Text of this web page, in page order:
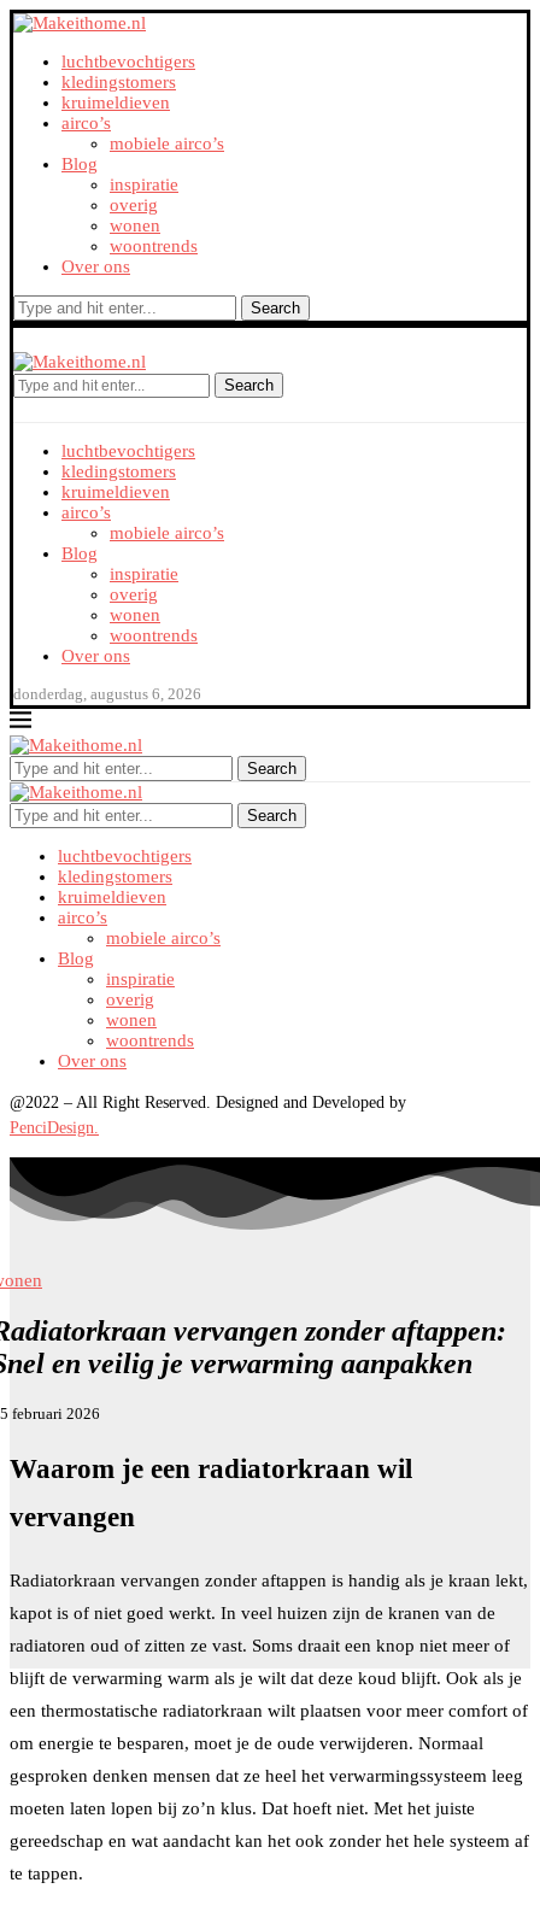
luchtbevochtigers
kledingstomers
kruimeldieven
airco’s
mobiele airco’s
Blog
inspiratie
overig
wonen
woontrends
Over ons
Search
Search
luchtbevochtigers
kledingstomers
kruimeldieven
airco’s
mobiele airco’s
Blog
inspiratie
overig
wonen
woontrends
Over ons
donderdag, augustus 6, 2026
Search
Search
luchtbevochtigers
kledingstomers
kruimeldieven
airco’s
mobiele airco’s
Blog
inspiratie
overig
wonen
woontrends
Over ons
@2022 – All Right Reserved. Designed and Developed by
PenciDesign.
vervangen zonder aftappen:
en veilig je verwarming aanpakken
februari 2026
Waarom je een radiatorkraan wil
vervangen
Radiatorkraan vervangen zonder aftappen is handig als je kraan lekt,
kapot is of niet goed werkt. In veel huizen zijn de kranen van de
radiatoren oud of zitten ze vast. Soms draait een knop niet meer of
blijft de verwarming warm als je wilt dat deze koud blijft. Ook als je
een thermostatische radiatorkraan wilt plaatsen voor meer comfort of
om energie te besparen, moet je de oude verwijderen. Normaal
gesproken denken mensen dat ze heel het verwarmingssysteem leeg
moeten laten lopen bij zo’n klus. Dat hoeft niet. Met het juiste
gereedschap en wat aandacht kan het ook zonder het hele systeem af
te tappen.